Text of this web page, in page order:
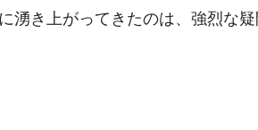
湧き上がってきたのは、強烈な